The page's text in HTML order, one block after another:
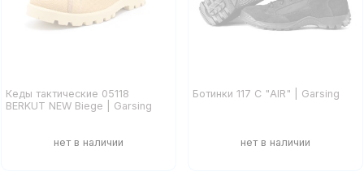
Кеды тактические 05118
BERKUT NEW Biege | Garsing
Ботинки 117 С "AIR" | Garsing